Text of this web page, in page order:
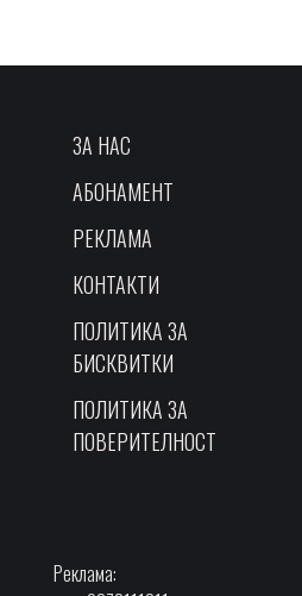
ЗА НАС
АБОНАМЕНТ
РЕКЛАМА
КОНТАКТИ
ПОЛИТИКА ЗА
БИСКВИТКИ
ПОЛИТИКА ЗА
ПОВЕРИТЕЛНОСТ
Реклама: